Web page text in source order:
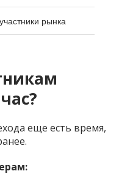
рынка
еще есть время,